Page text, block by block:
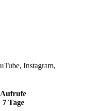
Instagram,
Aufrufe
7 Tage